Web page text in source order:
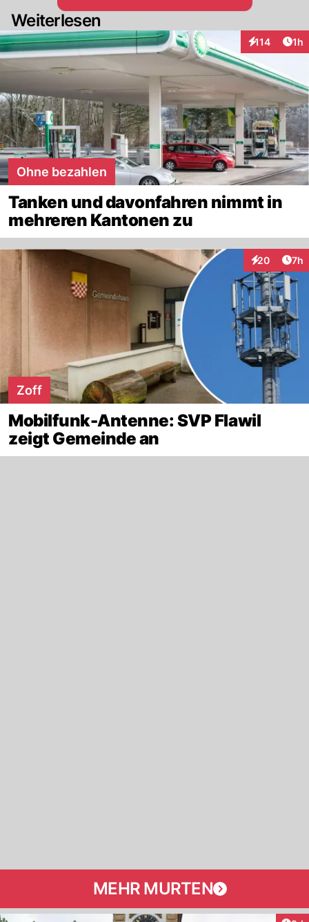
Weiterlesen
114
Interaktionen
1h
Ohne bezahlen
Tanken und davonfahren nimmt in
mehreren Kantonen zu
20
Interaktionen
7h
Zoff
Mobilfunk-Antenne: SVP Flawil
zeigt Gemeinde an
MEHR MURTEN